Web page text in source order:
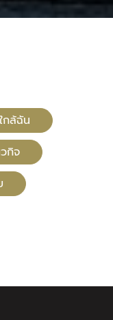
กล้ฉัน
กิจ